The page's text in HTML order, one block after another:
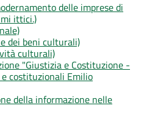
delle imprese di
ittici.)
dei beni culturali)
culturali)
"Giustizia e Costituzione -
costituzionali Emilio
della informazione nelle